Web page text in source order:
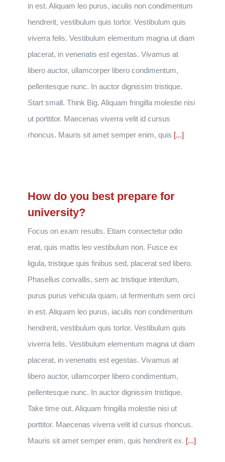
in est. Aliquam leo purus, iaculis non condimentum
hendrerit, vestibulum quis tortor. Vestibulum quis
viverra felis. Vestibulum elementum magna ut diam
placerat, in venenatis est egestas. Vivamus at
libero auctor, ullamcorper libero condimentum,
pellentesque nunc. In auctor dignissim tristique.
Start small. Think Big. Aliquam fringilla molestie nisi
ut porttitor. Maecenas viverra velit id cursus
rhoncus. Mauris sit amet semper enim, quis [...]
How do you best prepare for
university?
Focus on exam results. Etiam consectetur odio
erat, quis mattis leo vestibulum non. Fusce ex
ligula, tristique quis finibus sed, placerat sed libero.
Phasellus convallis, sem ac tristique interdum,
purus purus vehicula quam, ut fermentum sem orci
in est. Aliquam leo purus, iaculis non condimentum
hendrerit, vestibulum quis tortor. Vestibulum quis
viverra felis. Vestibulum elementum magna ut diam
placerat, in venenatis est egestas. Vivamus at
libero auctor, ullamcorper libero condimentum,
pellentesque nunc. In auctor dignissim tristique.
Take time out. Aliquam fringilla molestie nisi ut
porttitor. Maecenas viverra velit id cursus rhoncus.
Mauris sit amet semper enim, quis hendrerit ex. [...]